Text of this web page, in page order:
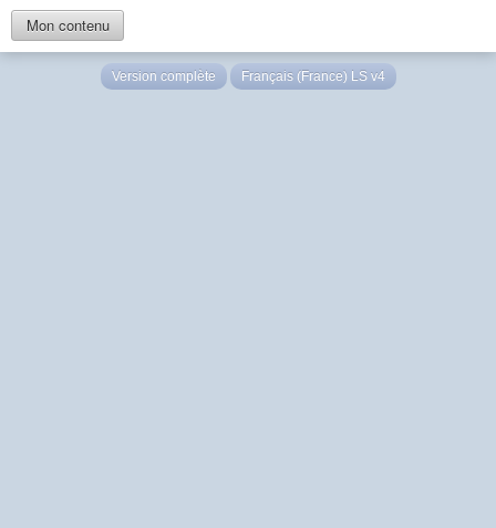
Mon contenu
Version complète Français (France) LS v4